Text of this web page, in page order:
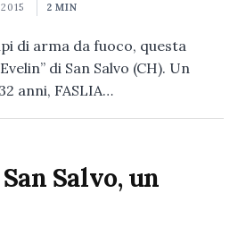
2 MIN
di arma da fuoco, questa
di San Salvo (CH). Un
anni, FASLIA…
Salvo, un